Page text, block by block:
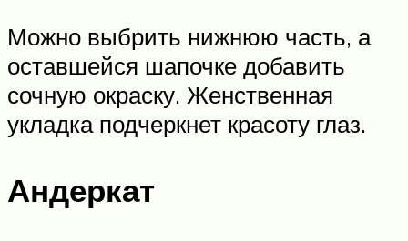
Можно выбрить нижнюю часть, а
оставшейся шапочке добавить
сочную окраску. Женственная
укладка подчеркнет красоту глаз.
Андеркат